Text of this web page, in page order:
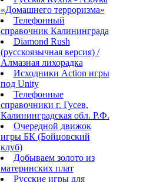
«Домашнего терроризма»
Телефонный
справочник Калининграда
Diamond Rush
(русскоязычная версия) /
Алмазная лихорадка
Исходники Action игры
под Unity
Телефонные
справочники г. Гусев,
Калининградская обл. Р.Ф.
Очередной движок
игры БК (Бойцовский
клуб)
Добываем золото из
материнских плат
Русские игры для